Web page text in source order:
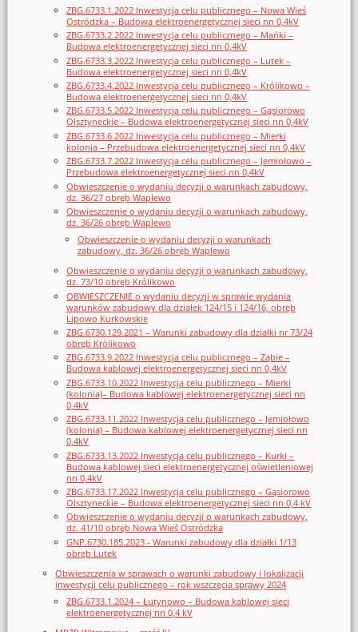
ZBG.6733.1.2022 Inwestycja celu publicznego – Nowa Wieś
Ostródzka – Budowa elektroenergetycznej sieci nn 0,4kV
ZBG.6733.2.2022 Inwestycja celu publicznego – Mańki –
Budowa elektroenergetycznej sieci nn 0,4kV
ZBG.6733.3.2022 Inwestycja celu publicznego – Lutek –
Budowa elektroenergetycznej sieci nn 0,4kV
ZBG.6733.4.2022 Inwestycja celu publicznego – Królikowo –
Budowa elektroenergetycznej sieci nn 0,4kV
ZBG.6733.5.2022 Inwestycja celu publicznego – Gąsiorowo
Olsztyneckie – Budowa elektroenergetycznej sieci nn 0,4kV
ZBG.6733.6.2022 Inwestycja celu publicznego – Mierki
kolonia – Przebudowa elektroenergetycznej sieci nn 0,4kV
ZBG.6733.7.2022 Inwestycja celu publicznego – Jemiołowo –
Przebudowa elektroenergetycznej sieci nn 0,4kV
Obwieszczenie o wydaniu decyzji o warunkach zabudowy,
dz. 36/27 obręb Waplewo
Obwieszczenie o wydaniu decyzji o warunkach zabudowy,
dz. 36/26 obręb Waplewo
Obwieszczenie o wydaniu decyzji o warunkach
zabudowy, dz. 36/26 obręb Waplewo
Obwieszczenie o wydaniu decyzji o warunkach zabudowy,
dz. 73/10 obręb Królikowo
OBWIESZCZENIE o wydaniu decyzji w sprawie wydania
warunków zabudowy dla działek 124/15 i 124/16, obręb
Lipowo Kurkowskie
ZBG.6730.129.2021 – Warunki zabudowy dla działki nr 73/24
obręb Królikowo
ZBG.6733.9.2022 Inwestycja celu publicznego – Ząbie –
Budowa kablowej elektroenergetycznej sieci nn 0,4kV
ZBG.6733.10.2022 Inwestycja celu publicznego – Mierki
(kolonia)– Budowa kablowej elektroenergetycznej sieci nn
0,4kV
ZBG.6733.11.2022 Inwestycja celu publicznego – Jemiołowo
(kolonia) – Budowa kablowej elektroenergetycznej sieci nn
0,4kV
ZBG.6733.13.2022 Inwestycja celu publicznego – Kurki –
Budowa kablowej sieci elektroenergetycznej oświetleniowej
nn 0,4kV
ZBG.6733.17.2022 Inwestycja celu publicznego – Gąsiorowo
Olsztyneckie – Budowa elektroenergetycznej sieci nn 0,4 kV
Obwieszczenie o wydaniu decyzji o warunkach zabudowy,
dz. 41/10 obręb Nowa Wieś Ostródzka
GNP.6730.185.2023 - Warunki zabudowy dla działki 1/13
obręb Lutek
Obwieszczenia w sprawach o warunki zabudowy i lokalizacji
inwestycji celu publicznego – rok wszczęcia sprawy 2024
ZBG.6733.1.2024 – Łutynowo – Budowa kablowej sieci
elektroenergetycznej nn 0,4 kV